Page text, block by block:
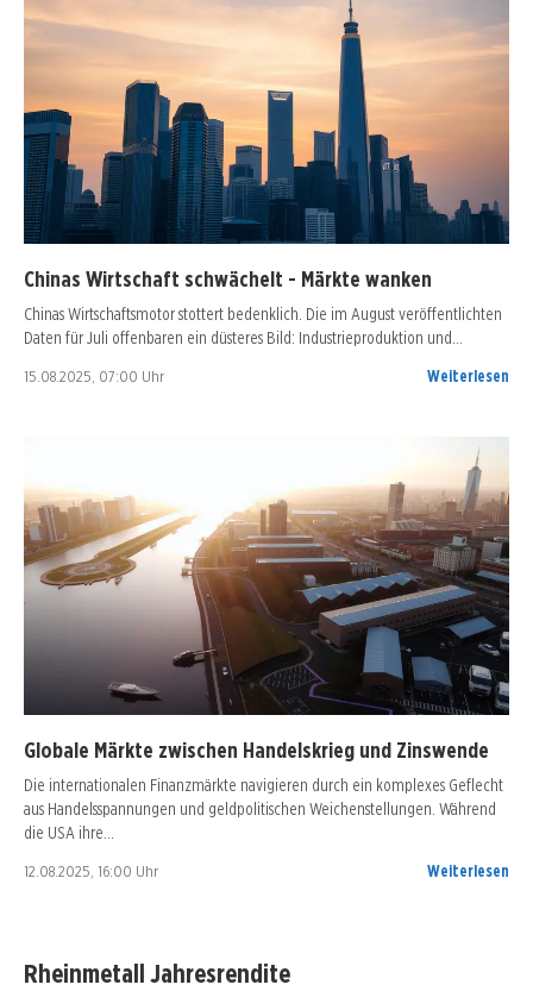
Chinas Wirtschaft schwächelt - Märkte wanken
Chinas Wirtschaftsmotor stottert bedenklich. Die im August veröffentlichten
Daten für Juli offenbaren ein düsteres Bild: Industrieproduktion und…
15.08.2025, 07:00 Uhr Weiterlesen
Globale Märkte zwischen Handelskrieg und Zinswende
Die internationalen Finanzmärkte navigieren durch ein komplexes Geflecht
aus Handelsspannungen und geldpolitischen Weichenstellungen. Während
die USA ihre…
12.08.2025, 16:00 Uhr Weiterlesen
Rheinmetall Jahresrendite